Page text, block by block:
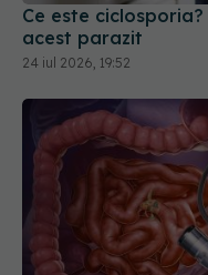
Ce este
acest parazit
24 iul 2026, 19:52